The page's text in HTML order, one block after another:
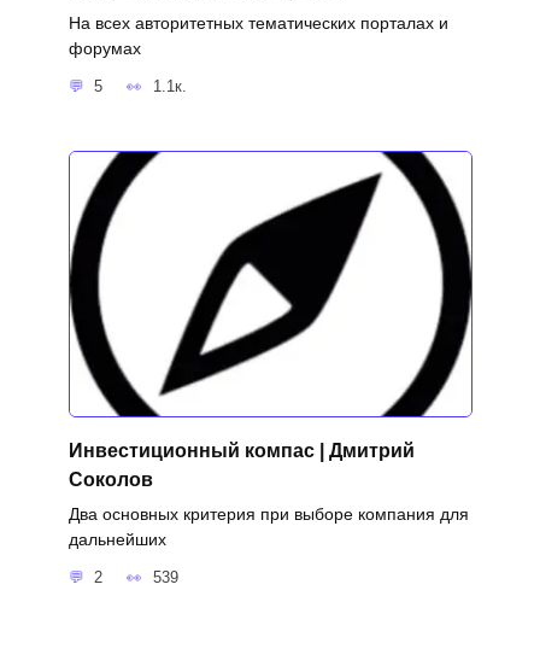
На всех авторитетных тематических порталах и
форумах
5 1.1к.
Инвестиционный компас | Дмитрий
Соколов
Два основных критерия при выборе компания для
дальнейших
2 539